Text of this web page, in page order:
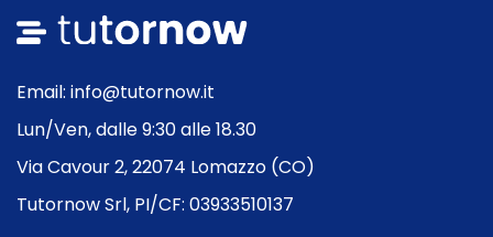
Email: info@tutornow.it
Lun/Ven, dalle 9:30 alle 18.30
Via Cavour 2, 22074 Lomazzo (CO)
Tutornow Srl, PI/CF: 03933510137